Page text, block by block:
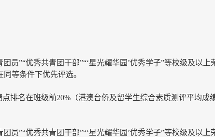
员”“优秀共青团干部”“‘星光耀华园’优秀学子”等校级及以上
等条件下优先评选。
排名在班级前20%（港澳台侨及留学生综合素质测评平均成
员”“优秀共青团干部”“‘星光耀华园’优秀学子”等校级及以上